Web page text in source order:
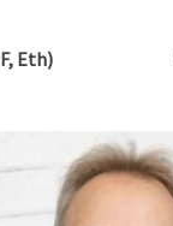
Eth)